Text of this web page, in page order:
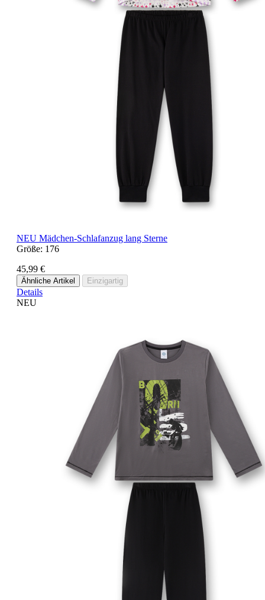
NEU Mädchen-Schlafanzug lang Sterne
Größe: 176
45,99 €
Ähnliche Artikel Einzigartig
Details
NEU